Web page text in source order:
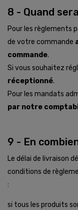
8 - Quand
Pour les règlements
de votre commande
commande.
Si vous souhaitez
réceptionné.
Pour les mandats
par notre
9 - En
Le délai de livraison
conditions de
:
si tous les produits